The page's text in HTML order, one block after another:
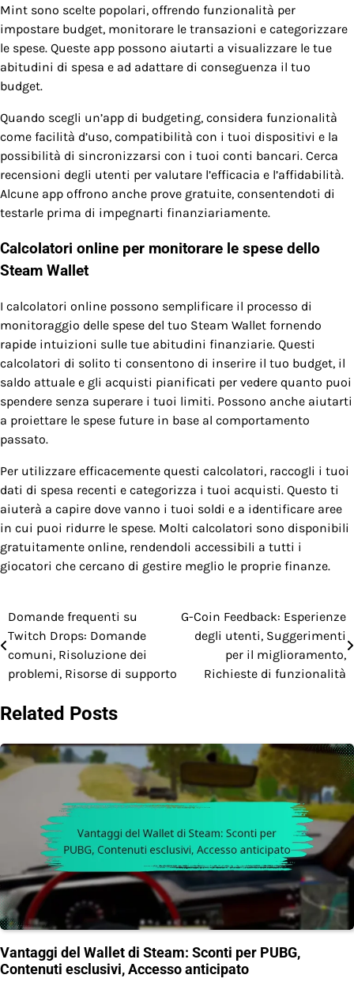
Mint sono scelte popolari, offrendo funzionalità per
impostare budget, monitorare le transazioni e categorizzare
le spese. Queste app possono aiutarti a visualizzare le tue
abitudini di spesa e ad adattare di conseguenza il tuo
budget.
Quando scegli un’app di budgeting, considera funzionalità
come facilità d’uso, compatibilità con i tuoi dispositivi e la
possibilità di sincronizzarsi con i tuoi conti bancari. Cerca
recensioni degli utenti per valutare l’efficacia e l’affidabilità.
Alcune app offrono anche prove gratuite, consentendoti di
testarle prima di impegnarti finanziariamente.
Calcolatori online per monitorare le spese dello
Steam Wallet
I calcolatori online possono semplificare il processo di
monitoraggio delle spese del tuo Steam Wallet fornendo
rapide intuizioni sulle tue abitudini finanziarie. Questi
calcolatori di solito ti consentono di inserire il tuo budget, il
saldo attuale e gli acquisti pianificati per vedere quanto puoi
spendere senza superare i tuoi limiti. Possono anche aiutarti
a proiettare le spese future in base al comportamento
passato.
Per utilizzare efficacemente questi calcolatori, raccogli i tuoi
dati di spesa recenti e categorizza i tuoi acquisti. Questo ti
aiuterà a capire dove vanno i tuoi soldi e a identificare aree
in cui puoi ridurre le spese. Molti calcolatori sono disponibili
gratuitamente online, rendendoli accessibili a tutti i
giocatori che cercano di gestire meglio le proprie finanze.
Post
navigation
Domande frequenti su
Twitch Drops: Domande
comuni, Risoluzione dei
problemi, Risorse di supporto
G-Coin Feedback: Esperienze
degli utenti, Suggerimenti
per il miglioramento,
Richieste di funzionalità
Related Posts
Vantaggi del Wallet di Steam: Sconti per PUBG,
Contenuti esclusivi, Accesso anticipato